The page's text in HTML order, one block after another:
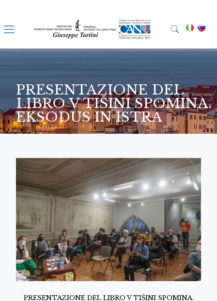
PRESENTAZIONE DEL
LIBRO V TIŠINI SPOMINA.
EKSODUS IN ISTRA
PRESENTAZIONE DEL LIBRO V TIŠINI SPOMINA.